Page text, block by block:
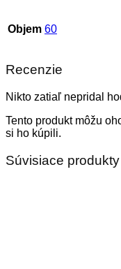
Objem 60
Recenzie
Nikto zatiaľ nepridal
Tento produkt môžu
si ho kúpili.
Súvisiace produkty